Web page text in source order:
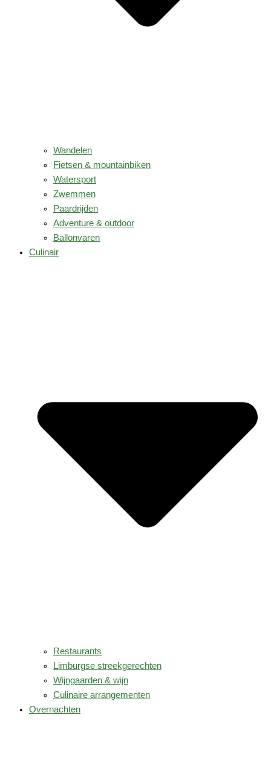
Wandelen
Fietsen & mountainbiken
Watersport
Zwemmen
Paardrijden
Adventure & outdoor
Ballonvaren
Culinair
Restaurants
Limburgse streekgerechten
Wijngaarden & wijn
Culinaire arrangementen
Overnachten